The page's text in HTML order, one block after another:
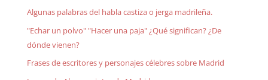
Algunas palabras del habla castiza o jerga madrileña.
"Echar un polvo" "Hacer una paja" ¿Qué significan? ¿De
dónde vienen?
Frases de escritores y personajes célebres sobre Madrid